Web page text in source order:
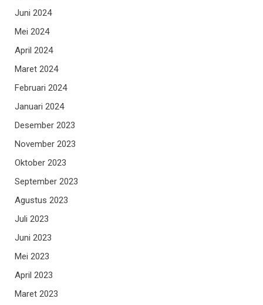
Juni 2024
Mei 2024
April 2024
Maret 2024
Februari 2024
Januari 2024
Desember 2023
November 2023
Oktober 2023
September 2023
Agustus 2023
Juli 2023
Juni 2023
Mei 2023
April 2023
Maret 2023